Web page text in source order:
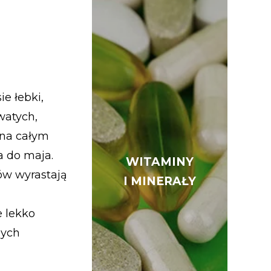
łebki,
całym
do maja.
wyrastają
lekko
WITAMINY
I MINERAŁY
WITAMINY
I MINERAŁY